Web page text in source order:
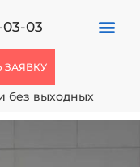
03-03
ЗАЯВКУ
без выходных